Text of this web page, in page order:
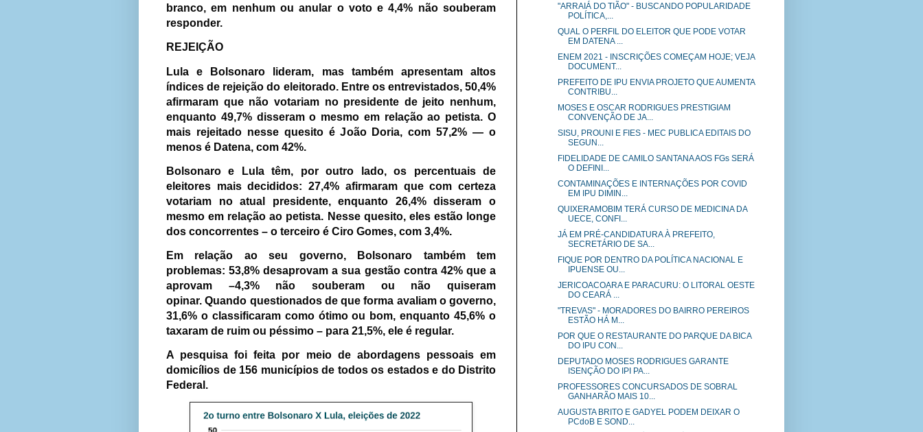
branco, em nenhum ou anular o voto e 4,4% não souberam
responder.
REJEIÇÃO
Lula e Bolsonaro lideram, mas também apresentam altos
índices de rejeição do eleitorado. Entre os entrevistados, 50,4%
afirmaram que não votariam no presidente de jeito nenhum,
enquanto 49,7% disseram o mesmo em relação ao petista. O
mais rejeitado nesse quesito é João Doria, com 57,2% — o
menos é Datena, com 42%.
Bolsonaro e Lula têm, por outro lado, os percentuais de
eleitores mais decididos: 27,4% afirmaram que com certeza
votariam no atual presidente, enquanto 26,4% disseram o
mesmo em relação ao petista. Nesse quesito, eles estão longe
dos concorrentes – o terceiro é Ciro Gomes, com 3,4%.
Em relação ao seu governo, Bolsonaro também tem
problemas: 53,8% desaprovam a sua gestão contra 42% que a
aprovam –4,3% não souberam ou não quiseram
opinar.Quando questionados de que forma avaliam o governo,
31,6% o classificaram como ótimo ou bom, enquanto 45,6% o
taxaram de ruim ou péssimo – para 21,5%, ele é regular.
A pesquisa foi feita por meio de abordagens pessoais em
domicílios de 156 municípios de todos os estados e do Distrito
Federal.
"ARRAIÁ DO TIÃO" - BUSCANDO POPULARIDADE
POLÍTICA,...
QUAL O PERFIL DO ELEITOR QUE PODE VOTAR
EM DATENA ...
ENEM 2021 - INSCRIÇÕES COMEÇAM HOJE; VEJA
DOCUMENT...
PREFEITO DE IPU ENVIA PROJETO QUE AUMENTA
CONTRIBU...
MOSES E OSCAR RODRIGUES PRESTIGIAM
CONVENÇÃO DE JA...
SISU, PROUNI E FIES - MEC PUBLICA EDITAIS DO
SEGUN...
FIDELIDADE DE CAMILO SANTANA AOS FGs SERÁ
O DEFINI...
CONTAMINAÇÕES E INTERNAÇÕES POR COVID
EM IPU DIMIN...
QUIXERAMOBIM TERÁ CURSO DE MEDICINA DA
UECE, CONFI...
JÁ EM PRÉ-CANDIDATURA À PREFEITO,
SECRETÁRIO DE SA...
FIQUE POR DENTRO DA POLÍTICA NACIONAL E
IPUENSE OU...
JERICOACOARA E PARACURU: O LITORAL OESTE
DO CEARÁ ...
"TREVAS" - MORADORES DO BAIRRO PEREIROS
ESTÃO HÁ M...
POR QUE O RESTAURANTE DO PARQUE DA BICA
DO IPU CON...
DEPUTADO MOSES RODRIGUES GARANTE
ISENÇÃO DO IPI PA...
PROFESSORES CONCURSADOS DE SOBRAL
GANHARÃO MAIS 10...
AUGUSTA BRITO E GADYEL PODEM DEIXAR O
PCdoB E SOND...